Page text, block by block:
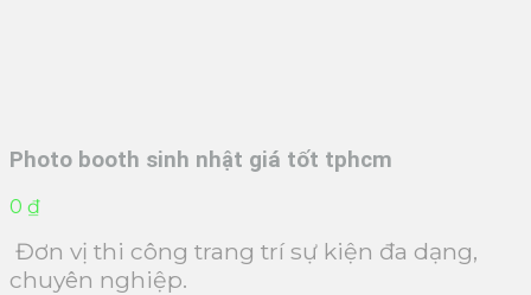
Photo booth sinh nhật giá tốt tphcm
0 ₫
Đơn vị thi công trang trí sự kiện đa dạng,
chuyên nghiệp.